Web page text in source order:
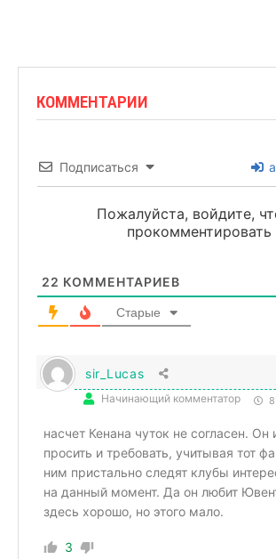
КОММЕНТАРИИ
Подписаться
Пожалуйста, войдите,
прокомментировать
22 КОММЕНТАРИЕВ
Старые
sir_Lucas
Начинающий комментатор
насчет Кенана чуток не согласен. Он
просить и требовать, учитывая тот
ним пристально следят клубы
на данный момент. Да он любит
здесь хорошо, но этого мало.
3